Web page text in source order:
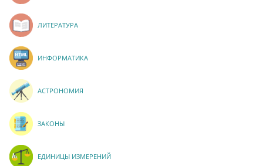
ЛИТЕРАТУРА
ИНФОРМАТИКА
АСТРОНОМИЯ
ЗАКОНЫ
ЕДИНИЦЫ ИЗМЕРЕНИЙ